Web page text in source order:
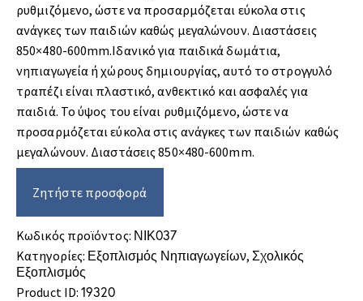
ρυθμιζόμενο, ώστε να προσαρμόζεται εύκολα στις
ανάγκες των παιδιών καθώς μεγαλώνουν. Διαστάσεις
850×480-600mm.Ιδανικό για παιδικά δωμάτια,
νηπιαγωγεία ή χώρους δημιουργίας, αυτό το στρογγυλό
τραπέζι είναι πλαστικό, ανθεκτικό και ασφαλές για
παιδιά. Το ύψος του είναι ρυθμιζόμενο, ώστε να
προσαρμόζεται εύκολα στις ανάγκες των παιδιών καθώς
μεγαλώνουν. Διαστάσεις 850×480-600mm.
Ζητήστε προσφορά
Κωδικός προϊόντος: ΝΙΚ037
Κατηγορίες: Εξοπλισμός Νηπιαγωγείων, Σχολικός
Εξοπλισμός
Product ID:19320